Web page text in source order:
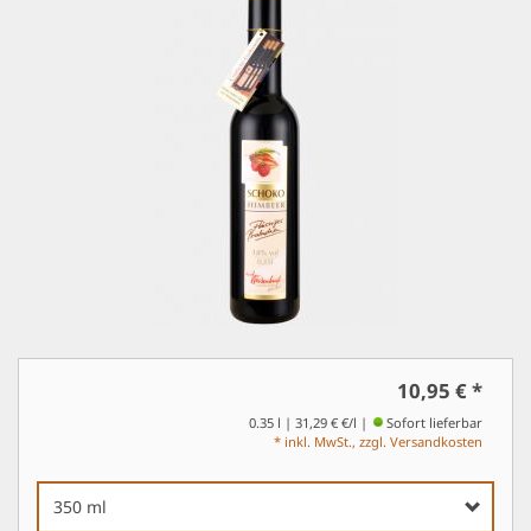
10,95 €*
0.35 l | 31,29 € €/l
Sofort lieferbar
* inkl. MwSt., zzgl. Versandkosten
350 ml